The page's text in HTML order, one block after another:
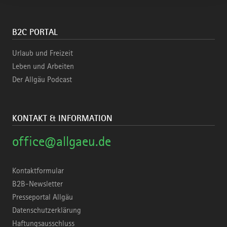
B2C PORTAL
Urlaub und Freizeit
Leben und Arbeiten
Der Allgäu Podcast
KONTAKT & INFORMATION
office@allgaeu.de
Kontaktformular
B2B-Newsletter
Presseportal Allgäu
Datenschutzerklärung
Haftungsausschluss